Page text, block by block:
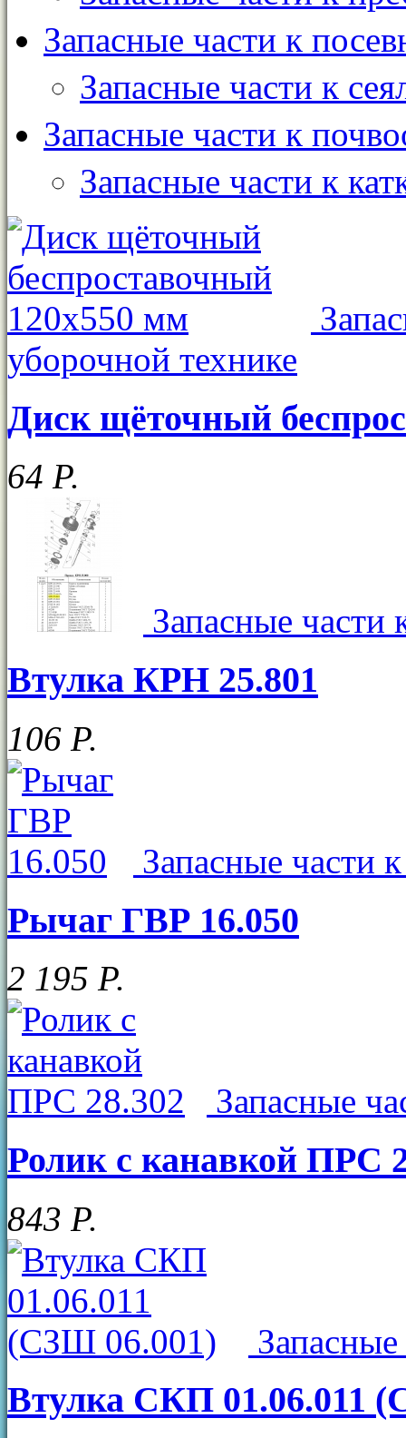
Запасные части к
Запасные части к
Запасные части к
Запасные части к
уборочной технике
Диск щёточный
64 Р.
Запасные части
Втулка КРН 25.801
106 Р.
Запасные части
Рычаг ГВР 16.050
2 195 Р.
Запасные
Ролик с канавкой ПРС
843 Р.
Запасные
Втулка СКП 01.06.011